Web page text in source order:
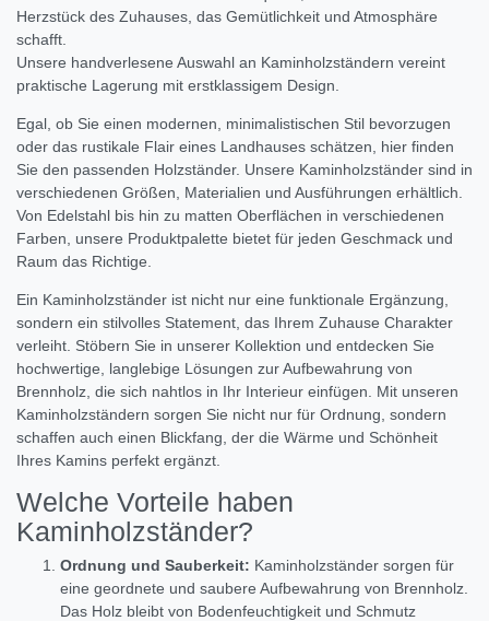
Herzstück des Zuhauses, das Gemütlichkeit und Atmosphäre
schafft.
Unsere handverlesene Auswahl an Kaminholzständern vereint
praktische Lagerung mit erstklassigem Design.
Egal, ob Sie einen modernen, minimalistischen Stil bevorzugen
oder das rustikale Flair eines Landhauses schätzen, hier finden
Sie den passenden Holzständer. Unsere Kaminholzständer sind in
verschiedenen Größen, Materialien und Ausführungen erhältlich.
Von Edelstahl bis hin zu matten Oberflächen in verschiedenen
Farben, unsere Produktpalette bietet für jeden Geschmack und
Raum das Richtige.
Ein Kaminholzständer ist nicht nur eine funktionale Ergänzung,
sondern ein stilvolles Statement, das Ihrem Zuhause Charakter
verleiht. Stöbern Sie in unserer Kollektion und entdecken Sie
hochwertige, langlebige Lösungen zur Aufbewahrung von
Brennholz, die sich nahtlos in Ihr Interieur einfügen. Mit unseren
Kaminholzständern sorgen Sie nicht nur für Ordnung, sondern
schaffen auch einen Blickfang, der die Wärme und Schönheit
Ihres Kamins perfekt ergänzt.
Welche Vorteile haben
Kaminholzständer?
Ordnung und Sauberkeit: Kaminholzständer sorgen für
eine geordnete und saubere Aufbewahrung von Brennholz.
Das Holz bleibt von Bodenfeuchtigkeit und Schmutz